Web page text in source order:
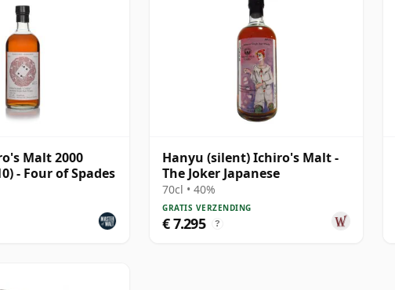
Malt 2000
- Four of Spades
Hanyu (silent) Ichiro's Malt -
The Joker Japanese
70cl • 40%
GRATIS VERZENDING
€ 7.295 ?